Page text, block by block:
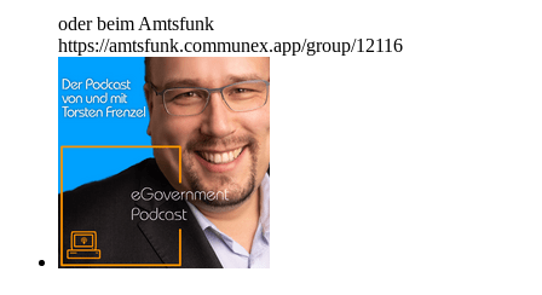
oder beim Amtsfunk
https://amtsfunk.communex.app/group/12116